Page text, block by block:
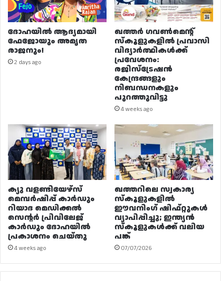
ദോഹയിൽ ആദ്യമായി
ഫേജോയും അമൃത
രാജനും!
2 days ago
ഖത്തർ ഗവൺമെന്റ്
സ്കൂളുകളിൽ പ്രവാസി
വിദ്യാർത്ഥികൾക്ക്
പ്രവേശനം:
രജിസ്ട്രേഷൻ
കേന്ദ്രങ്ങളും
നിബന്ധനകളും
പുറത്തുവിട്ടു
4 weeks ago
ക്യു വളണ്ടിയേഴ്‌സ്
മെമ്പർഷിപ്പ് കാർഡും
റിയാദ മെഡിക്കൽ
സെന്റർ പ്രിവിലേജ്
കാർഡും ദോഹയിൽ
പ്രകാശനം ചെയ്തു
4 weeks ago
ഖത്തറിലെ സ്വകാര്യ
സ്കൂളുകളിൽ
ഈവനിംഗ് ഷിഫ്റ്റുകൾ
വ്യാപിപ്പിച്ചു; ഇന്ത്യൻ
സ്കൂളുകൾക്ക് വലിയ
പങ്ക്
07/07/2026